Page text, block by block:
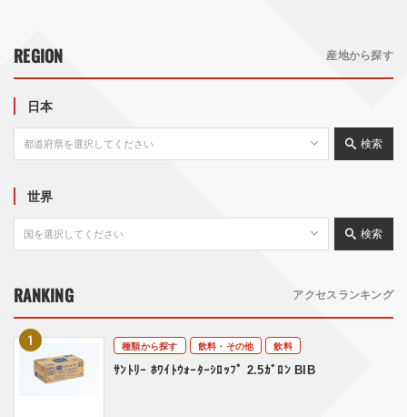
REGION 産地から探す
日本
検索
世界
検索
RANKING アクセスランキング
種類から探す 飲料・その他
飲料
ｻﾝﾄﾘｰ ﾎﾜｲﾄｳｫｰﾀｰｼﾛｯﾌﾟ 2.5ｶﾞﾛﾝ BIB